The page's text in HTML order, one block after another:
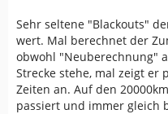
Sehr seltene "Blackouts"
wert. Mal berechnet der
obwohl "Neuberechnung"
Strecke stehe, mal zeigt er
Zeiten an. Auf den
passiert und immer gleich